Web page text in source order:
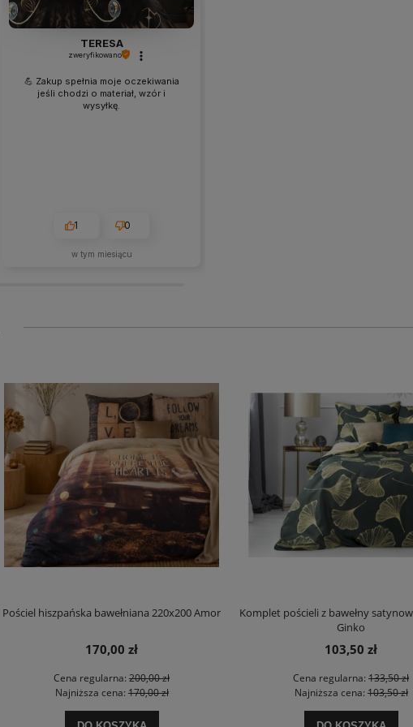
TERESA
zweryfikowano
💪 Zakup spełnia moje oczekiwania
jeśli chodzi o materiał, wzór i
wysyłkę.
1 0
w tym miesiącu
Pościel hiszpańska bawełniana 220x200 Amor
170,00 zł
Cena regularna: 200,00 zł
Najniższa cena: 170,00 zł
Komplet pościeli z bawełny
Ginko
103,50 zł
Cena regularna: 133,50 zł
Najniższa cena: 103,50 zł